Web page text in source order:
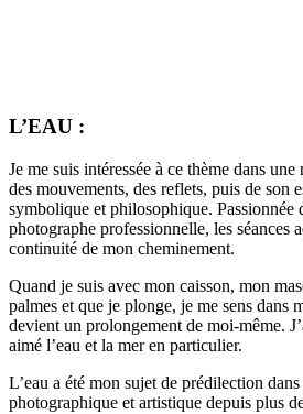
L’EAU :
Je me suis intéressée à ce thème dans
des mouvements, des reflets, puis de son
symbolique et philosophique. Passionnée
photographe professionnelle, les séances
continuité de mon cheminement.
Quand je suis avec mon caisson, mon
palmes et que je plonge, je me sens dans
devient un prolongement de moi-même.
aimé l’eau et la mer en particulier.
L’eau a été mon sujet de prédilection
photographique et artistique depuis plus